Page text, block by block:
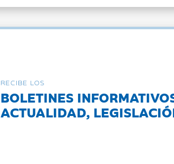
RECIBE LOS
BOLETINES
ACTUALIDAD,